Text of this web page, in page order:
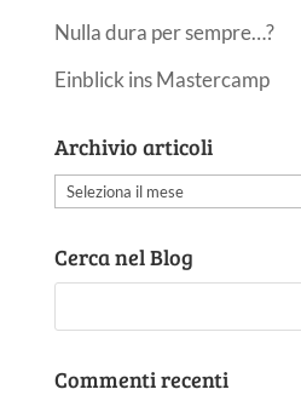
Nulla dura per sempre…?
Einblick ins Mastercamp
Archivio articoli
Archivio
Cerca nel Blog
Commenti recenti